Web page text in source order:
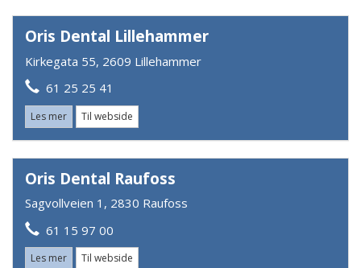
Oris Dental Lillehammer
Kirkegata 55, 2609 Lillehammer
61 25 25 41
Les mer Til webside
Oris Dental Raufoss
Sagvollveien 1, 2830 Raufoss
61 15 97 00
Les mer Til webside